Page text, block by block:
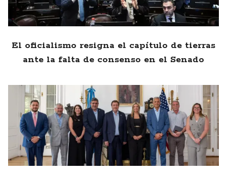
El oficialismo resigna el capítulo de tierras
ante la falta de consenso en el Senado